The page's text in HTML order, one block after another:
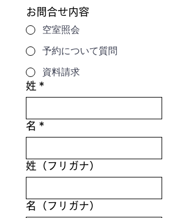
お問合せ内容
空室照会
予約について質問
資料請求
姓 *
名 *
姓（フリガナ）
名（フリガナ）